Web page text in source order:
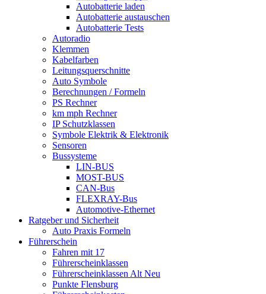
Autobatterie laden
Autobatterie austauschen
Autobatterie Tests
Autoradio
Klemmen
Kabelfarben
Leitungsquerschnitte
Auto Symbole
Berechnungen / Formeln
PS Rechner
km mph Rechner
IP Schutzklassen
Symbole Elektrik & Elektronik
Sensoren
Bussysteme
LIN-BUS
MOST-BUS
CAN-Bus
FLEXRAY-Bus
Automotive-Ethernet
Ratgeber und Sicherheit
Auto Praxis Formeln
Führerschein
Fahren mit 17
Führerscheinklassen
Führerscheinklassen Alt Neu
Punkte Flensburg